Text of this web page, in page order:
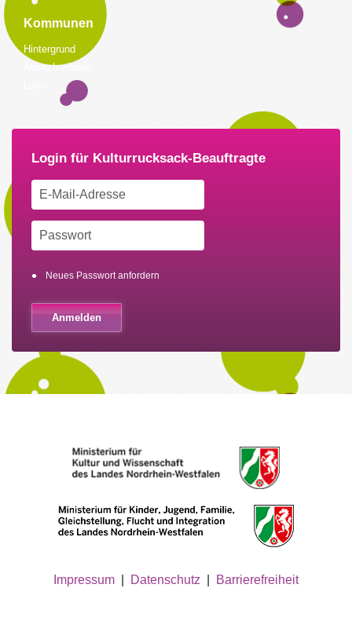
Kommunen
Hintergrund
Ausschreibung
Neues Passwort anfordern
Impressum Datenschutz Barrierefreiheit